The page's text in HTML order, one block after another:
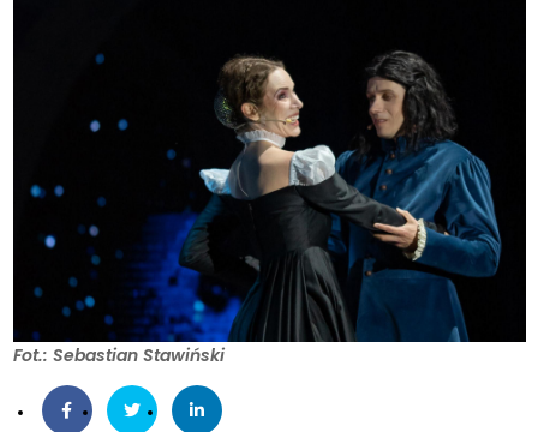
Fot.: Sebastian Stawiński